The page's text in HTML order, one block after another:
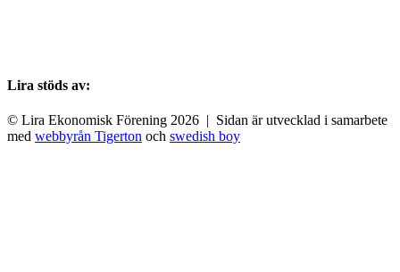
Lira stöds av:
© Lira Ekonomisk Förening 2026 | Sidan är utvecklad i samarbete
med webbyrån Tigerton och swedish boy